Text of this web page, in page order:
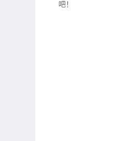
吧！